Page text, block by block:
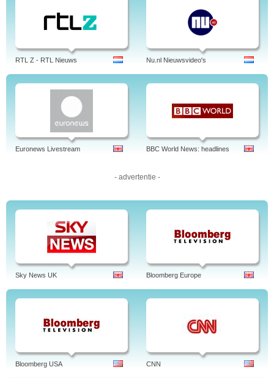
RTL Z - RTL Nieuws Nu.nl Nieuwsvideo's
Euronews Livestream BBC World News: headlines
- advertentie -
Sky News UK Bloomberg Europe
Bloomberg USA CNN